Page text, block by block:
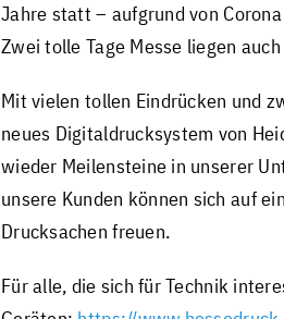
Jahre statt – aufgrund von
Zwei tolle Tage Messe liegen
Mit vielen tollen Eindrücken und
neues Digitaldrucksystem von
wieder Meilensteine in unserer
unsere Kunden können sich auf
Drucksachen freuen.
Für alle, die sich für Technik